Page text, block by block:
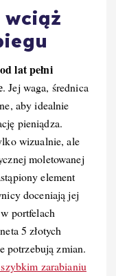
wciąż
lat pełni
. Jej waga, średnica
aby idealnie
pieniądza.
wizualnie, ale
moletowanej
element
doceniają jej
portfelach
5 złotych
potrzebują zmian.
zarabianiu